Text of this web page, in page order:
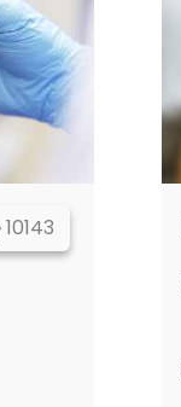
10143